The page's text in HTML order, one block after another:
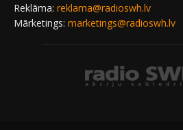
Reklāma: reklama@radioswh.lv
Mārketings: marketings@radioswh.lv